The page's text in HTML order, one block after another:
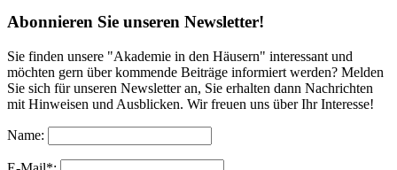
Abonnieren Sie unseren Newsletter!
Sie finden unsere "Akademie in den Häusern" interessant und
möchten gern über kommende Beiträge informiert werden? Melden
Sie sich für unseren Newsletter an, Sie erhalten dann Nachrichten
mit Hinweisen und Ausblicken. Wir freuen uns über Ihr Interesse!
Name: